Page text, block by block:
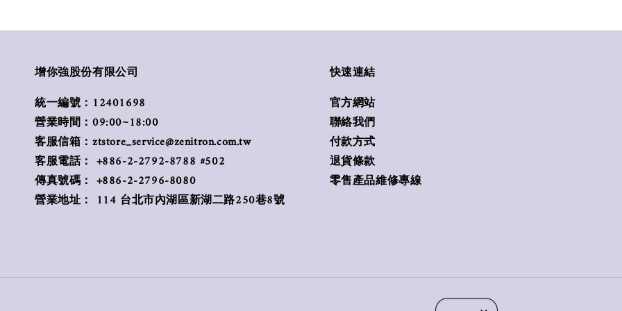
增你強股份有限公司
統一編號：12401698
營業時間：09:00~18:00
客服信箱：ztstore_service@zenitron.com.tw
客服電話： +886-2-2792-8788 #502
傳真號碼： +886-2-2796-8080
營業地址： 114 台北市內湖區新湖二路250巷8號
快速連結
官方網站
聯絡我們
付款方式
退貨條款
零售產品維修專線